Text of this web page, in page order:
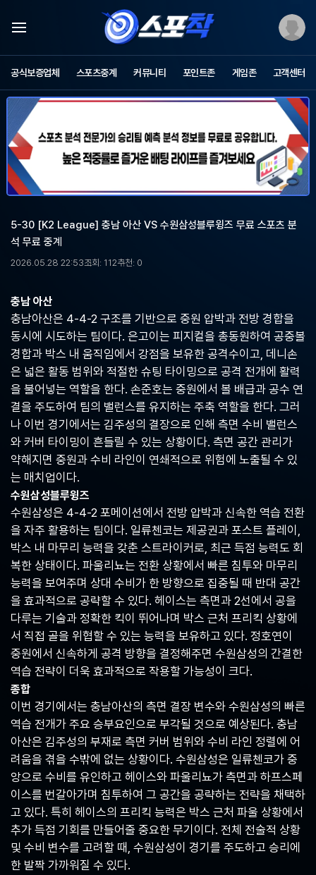
스
포
츠
중
포
착
-
료
츠
계,
해
중
계,
실
시
간
해
외
스
포
츠
중
트
공식보증업체 스포츠중계 커뮤니티 포인트존 게임존 고객센터
5-30 [K2 League] 충남 아산 VS 수원삼성블루윙즈 무료 스포츠 분
석 무료 중계
2026.05.28 22:53조회: 112추천: 0
충남 아산
충남아산은 4-4-2 구조를 기반으로 중원 압박과 전방 경합을
동시에 시도하는 팀이다. 은고이는 피지컬을 총동원하여 공중볼
경합과 박스 내 움직임에서 강점을 보유한 공격수이고, 데니손
은 넓은 활동 범위와 적절한 슈팅 타이밍으로 공격 전개에 활력
을 불어넣는 역할을 한다. 손준호는 중원에서 볼 배급과 공수 연
결을 주도하여 팀의 밸런스를 유지하는 주축 역할을 한다. 그러
나 이번 경기에서는 김주성의 결장으로 인해 측면 수비 밸런스
와 커버 타이밍이 흔들릴 수 있는 상황이다. 측면 공간 관리가
약해지면 중원과 수비 라인이 연쇄적으로 위험에 노출될 수 있
는 매치업이다.
수원삼성블루윙즈
수원삼성은 4-4-2 포메이션에서 전방 압박과 신속한 역습 전환
을 자주 활용하는 팀이다. 일류첸코는 제공권과 포스트 플레이,
박스 내 마무리 능력을 갖춘 스트라이커로, 최근 득점 능력도 회
복한 상태이다. 파울리뇨는 전환 상황에서 빠른 침투와 마무리
능력을 보여주며 상대 수비가 한 방향으로 집중될 때 반대 공간
을 효과적으로 공략할 수 있다. 헤이스는 측면과 2선에서 공을
다루는 기술과 정확한 킥이 뛰어나며 박스 근처 프리킥 상황에
서 직접 골을 위협할 수 있는 능력을 보유하고 있다. 정호연이
중원에서 신속하게 공격 방향을 결정해주면 수원삼성의 간결한
역습 전략이 더욱 효과적으로 작용할 가능성이 크다.
종합
이번 경기에서는 충남아산의 측면 결장 변수와 수원삼성의 빠른
역습 전개가 주요 승부요인으로 부각될 것으로 예상된다. 충남
아산은 김주성의 부재로 측면 커버 범위와 수비 라인 정렬에 어
려움을 겪을 수밖에 없는 상황이다. 수원삼성은 일류첸코가 중
앙으로 수비를 유인하고 헤이스와 파울리뇨가 측면과 하프스페
이스를 번갈아가며 침투하여 그 공간을 공략하는 전략을 채택하
고 있다. 특히 헤이스의 프리킥 능력은 박스 근처 파울 상황에서
추가 득점 기회를 만들어줄 중요한 무기이다. 전체 전술적 상황
및 수비 변수를 고려할 때, 수원삼성이 경기를 주도하고 승리에
한 발짝 가까워질 수 있다.